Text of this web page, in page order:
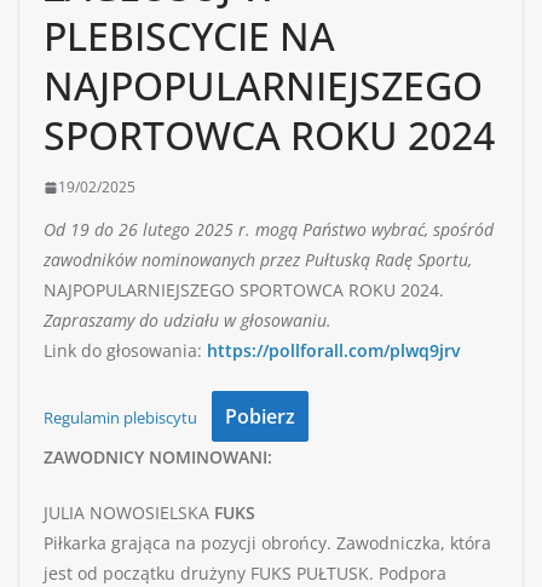
PLEBISCYCIE NA
NAJPOPULARNIEJSZEGO
SPORTOWCA ROKU 2024
19/02/2025
Od 19 do 26 lutego 2025 r. mogą Państwo wybrać, spośród
zawodników nominowanych przez Pułtuską Radę Sportu,
NAJPOPULARNIEJSZEGO SPORTOWCA ROKU 2024.
Zapraszamy do udziału w głosowaniu.
Link do głosowania: https://pollforall.com/plwq9jrv
Regulamin plebiscytu Pobierz
ZAWODNICY NOMINOWANI:
JULIA NOWOSIELSKA FUKS
Piłkarka grająca na pozycji obrońcy. Zawodniczka, która
jest od początku drużyny FUKS PUŁTUSK. Podpora